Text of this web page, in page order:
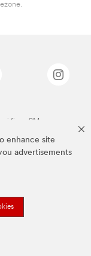
enhance site
advertisements
firmy 3M.